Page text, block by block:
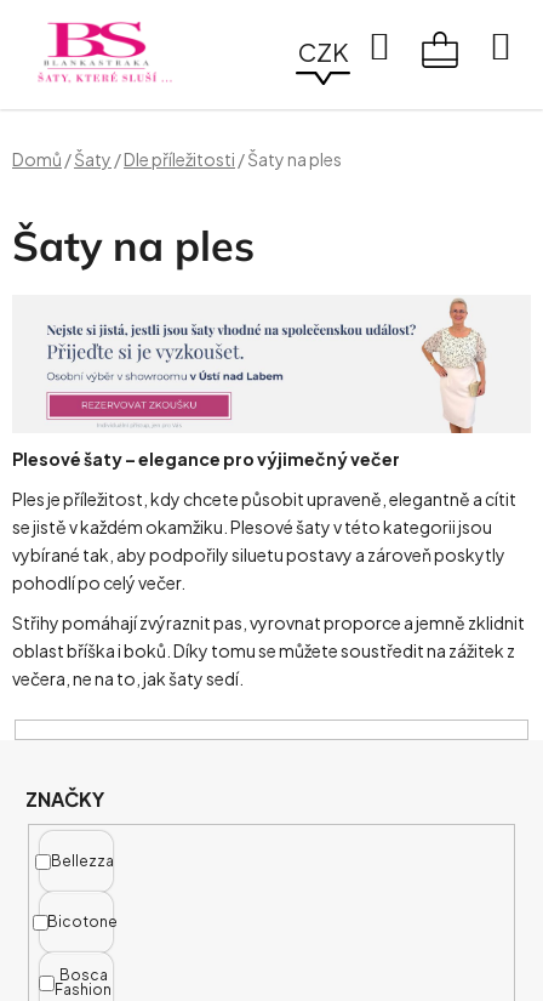
obsah
CZK
Hledat
Domů /Šaty /Dle příležitosti /Šaty na ples
Šaty na ples
Plesové šaty – elegance pro výjimečný večer
Ples je příležitost, kdy chcete působit upraveně, elegantně a cítit
se jistě v každém okamžiku. Plesové šaty v této kategorii jsou
vybírané tak, aby podpořily siluetu postavy a zároveň poskytly
pohodlí po celý večer.
Střihy pomáhají zvýraznit pas, vyrovnat proporce a jemně zklidnit
oblast bříška i boků. Díky tomu se můžete soustředit na zážitek z
večera, ne na to, jak šaty sedí.
ZNAČKY
Bellezza
Bicotone
Bosca
Fashion
V
P